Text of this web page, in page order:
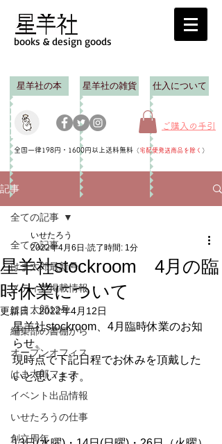
books & design goods
星羊社の本 星羊社の雑貨 仕入について
ご購入の手引
全国一律198円・1600円以上送料無料 （宅配便発送商品を除く ）
記事
全ての記事
はま太郎最新号
メディア掲載情報
はま太郎12号
編集部の書棚から
オープンオフィス
はま太郎フェス
イベント出品情報
いせたろうの仕事
創立周年
全ての記事
星羊社stockroom 4月の臨
時休業について
いせたろう
2022年4月6日 読了時間: 1分
更新日：2022年4月12日
星羊社stockroom、4月臨時休業のお知
らせ。
現時点で下記日程でお休みを頂戴した
いと思います。